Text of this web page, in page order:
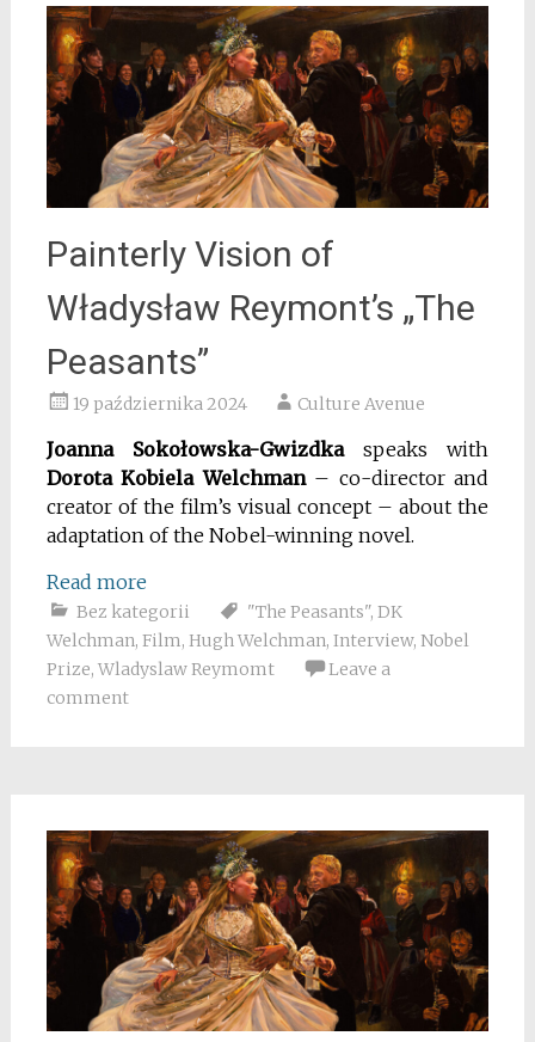
Painterly Vision of
Władysław Reymont’s „The
Peasants”
19 października 2024 Culture Avenue
Joanna Sokołowska-Gwizdkaspeaks with
Dorota Kobiela Welchman– co-director and
creator of the film’s visual concept – about the
adaptation of the Nobel-winning novel.
Read more
Bez kategorii "The Peasants", DK
Welchman, Film, Hugh Welchman, Interview, Nobel
Prize, Wladyslaw Reymomt
Leave a
comment